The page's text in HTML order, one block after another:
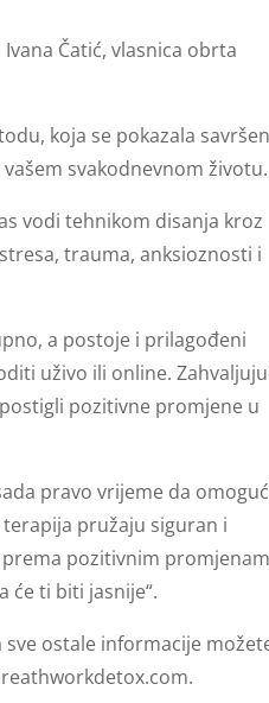
Čatić, vlasnica obrta
koja se pokazala
svakodnevnom životu.
vodi tehnikom disanja kroz
trauma, anksioznosti i
a postoje i prilagođeni
uživo ili online.
pozitivne promjene u
pravo vrijeme da
pružaju siguran i
pozitivnim
će ti biti jasnije“.
sve ostale informacije
.